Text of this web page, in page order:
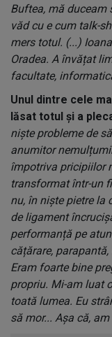
Buftea, mă duceam
văd cu e cum talk-
mers totul. (...)
Oradea. A învățat
facultate,
Unul dintre cele
lăsat totul și a
niște probleme de
anumitor
împotriva pricipiilor
transformat într-un
nu, în niște pietre la
de ligament
performanță pe
cățărare,
Eram foarte bine
propriu. Mi-am luat
toată lumea. Eu
să mor... Așa că,